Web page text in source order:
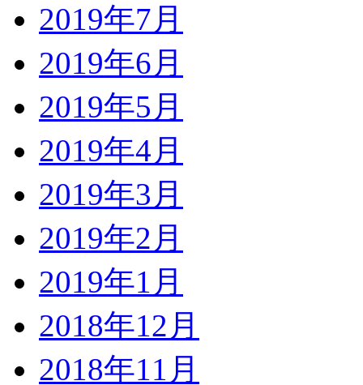
2019年7月
2019年6月
2019年5月
2019年4月
2019年3月
2019年2月
2019年1月
2018年12月
2018年11月